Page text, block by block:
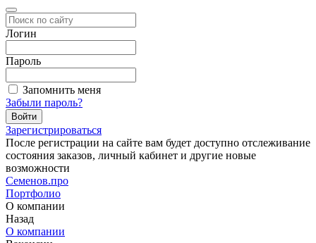
Логин
Пароль
Запомнить меня
Забыли пароль?
Зарегистрироваться
После регистрации на сайте вам будет доступно отслеживание
состояния заказов, личный кабинет и другие новые
возможности
Семенов.про
Портфолио
О компании
Назад
О компании